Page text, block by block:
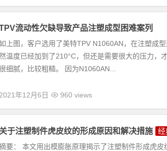
流动性欠缺导致产品注塑成型困难案列
上图，客户选用了美特TPV N1060AN，在注塑成
温度已经加到了210°C，但还是需要很大的压力，
细腻，比较粗糙。 因为N1060AN...
2021年12月6日 960 views
关于注塑制件虎皮纹的形成原因和解决措施 经
要： 本文用出模膨胀原理揭示了注塑制件形成虎